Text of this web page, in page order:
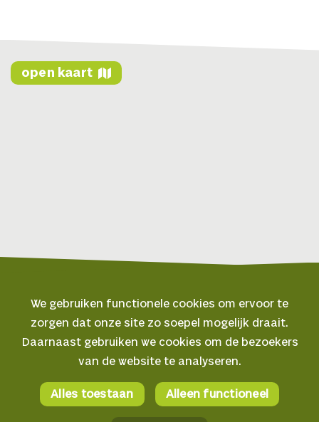
open kaart
© 2026 Oerol
Algemene voorwaarden
Privacyverklaring
Facebook
We gebruiken functionele cookies om ervoor te
zorgen dat onze site zo soepel mogelijk draait.
Daarnaast gebruiken we cookies om de bezoekers
van de website te analyseren.
Alles toestaan Alleen functioneel